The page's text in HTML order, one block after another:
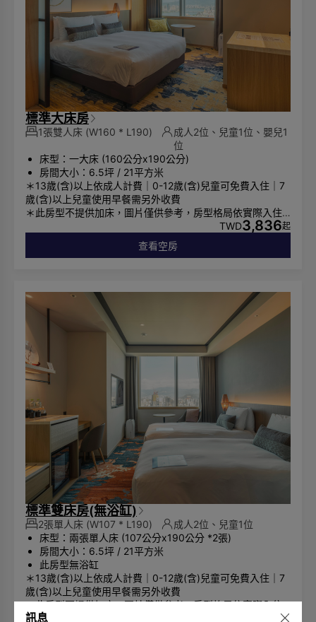
標準大床房
1張雙人床 (W160 * L190)
成人2位、兒童1位、嬰兒1
位
床型：一大床 (160公分x190公分)
房間大小：6.5坪 / 21平方米
＊13歲(含)以上依成人計費｜0-12歲(含)兒童可免費入住｜7
歲(含)以上兒童使用早餐需另外收費
＊此房型不提供加床，圖片僅供參考，房型格局依實際入住
※ 因飯店鄰近台北市博愛警備管制區，故配合政府規定，部
分房間對外窗設有「視覺控制膜」，非面向總統府方向仍可
TWD3,836起
查看空房
標準雙床房(無浴缸)
2張單人床 (W107 * L190)
成人2位、兒童1位
床型：兩張單人床 (107公分x190公分 *2張)
房間大小：6.5坪 / 21平方米
此房型無浴缸
＊13歲(含)以上依成人計費｜0-12歲(含)兒童可免費入住｜7
歲(含)以上兒童使用早餐需另外收費
＊此房型不提供加床，圖片僅供參考，房型格局依實際入住
安排為主
3,636起
訊息